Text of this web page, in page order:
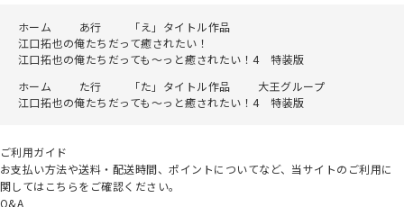
ホーム あ行
「え」タイトル作品
江口拓也の俺たちだって癒されたい！
江口拓也の俺たちだっても～っと癒されたい！4 特装版
ホーム
た行 「た」タイトル作品
大王グループ
江口拓也の俺たちだっても～っと癒されたい！4 特装版
ご利用ガイド
お支払い方法や送料・配送時間、ポイントについてなど、当サイトのご利用に
関してはこちらをご確認ください。
Q&A